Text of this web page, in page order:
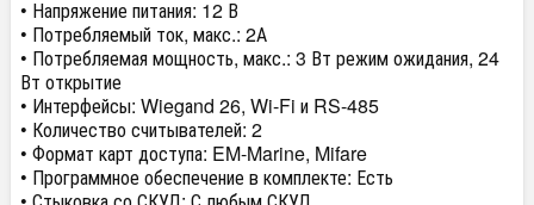
• Напряжение питания: 12 В
• Потребляемый ток, макс.: 2А
• Потребляемая мощность, макс.: 3 Вт режим ожидания, 24
Вт открытие
• Интерфейсы: Wiegаnd 26, Wi-Fi и RS-485
• Количество считывателей: 2
• Формат карт доступа: EM-Marine, Mifare
• Программное обеспечение в комплекте: Есть